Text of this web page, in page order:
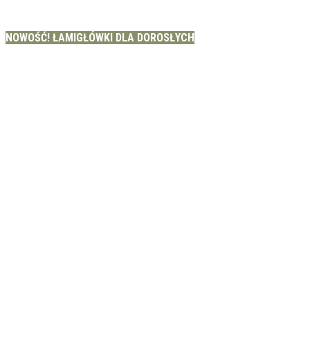
NOWOŚĆ! ŁAMIGŁÓWKI DLA DOROSŁYCH